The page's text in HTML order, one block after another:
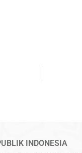
INDONESIA